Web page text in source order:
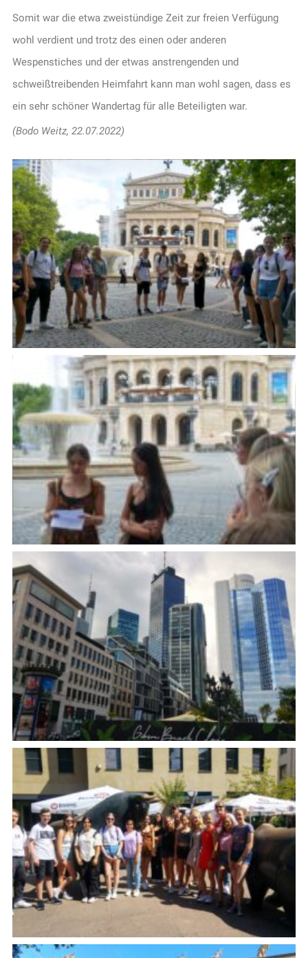
Somit war die etwa zweistündige Zeit zur freien Verfügung
wohl verdient und trotz des einen oder anderen
Wespenstiches und der etwas anstrengenden und
schweißtreibenden Heimfahrt kann man wohl sagen, dass es
ein sehr schöner Wandertag für alle Beteiligten war.
(Bodo Weitz, 22.07.2022)